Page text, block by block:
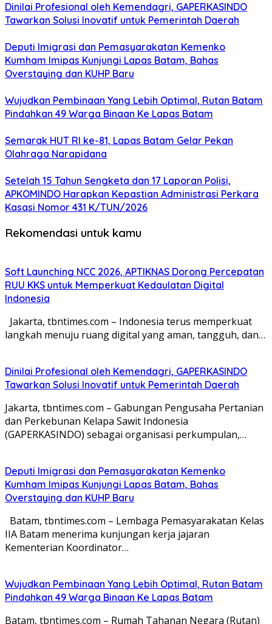
Dinilai Profesional oleh Kemendagri, GAPERKASINDO
Tawarkan Solusi Inovatif untuk Pemerintah Daerah
Deputi Imigrasi dan Pemasyarakatan Kemenko
Kumham Imipas Kunjungi Lapas Batam, Bahas
Overstaying dan KUHP Baru
Wujudkan Pembinaan Yang Lebih Optimal, Rutan Batam
Pindahkan 49 Warga Binaan Ke Lapas Batam
Semarak HUT RI ke-81, Lapas Batam Gelar Pekan
Olahraga Narapidana
Setelah 15 Tahun Sengketa dan 17 Laporan Polisi,
APKOMINDO Harapkan Kepastian Administrasi Perkara
Kasasi Nomor 431 K/TUN/2026
Rekomendasi untuk kamu
Soft Launching NCC 2026, APTIKNAS Dorong Percepatan
RUU KKS untuk Memperkuat Kedaulatan Digital
Indonesia
Jakarta, tbntimes.com – Indonesia terus memperkuat
langkah menuju ruang digital yang aman, tangguh, dan…
Dinilai Profesional oleh Kemendagri, GAPERKASINDO
Tawarkan Solusi Inovatif untuk Pemerintah Daerah
Jakarta, tbntimes.com – Gabungan Pengusaha Pertanian
dan Perkebunan Kelapa Sawit Indonesia
(GAPERKASINDO) sebagai organisasi perkumpulan,…
Deputi Imigrasi dan Pemasyarakatan Kemenko
Kumham Imipas Kunjungi Lapas Batam, Bahas
Overstaying dan KUHP Baru
Batam, tbntimes.com – Lembaga Pemasyarakatan Kelas
IIA Batam menerima kunjungan kerja jajaran
Kementerian Koordinator…
Wujudkan Pembinaan Yang Lebih Optimal, Rutan Batam
Pindahkan 49 Warga Binaan Ke Lapas Batam
Batam, tbntimes.com – Rumah Tahanan Negara (Rutan)